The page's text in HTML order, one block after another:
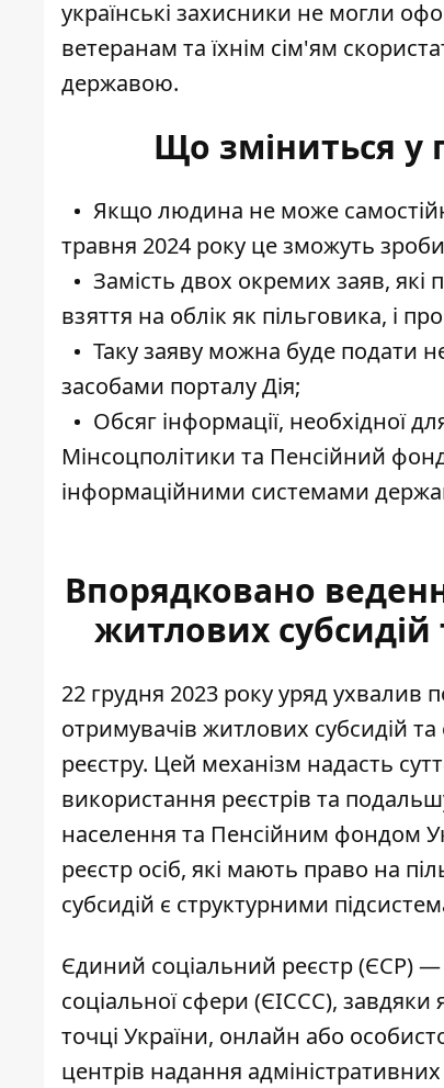
українські захисники не могли
ветеранам та їхнім сім'ям
державою.
Що зміниться у
Якщо людина не може
травня 2024 року це зможуть
Замість двох окремих заяв,
взяття на облік як пільговика, і
Таку заяву можна буде подати
засобами порталу Дія;
Обсяг інформації, необхідної
Мінсоцполітики та Пенсійний
інформаційними системами
Впорядковано
житлових субсидій
22 грудня 2023 року уряд ухвалив
отримувачів житлових субсидій та
реєстру. Цей механізм надасть
використання реєстрів та
населення та Пенсійним фондом
реєстр осіб, які мають право на
субсидій є структурними
Єдиний соціальний реєстр (ЄСР)
соціальної сфери (ЄІССС),
точці України, онлайн або
центрів надання